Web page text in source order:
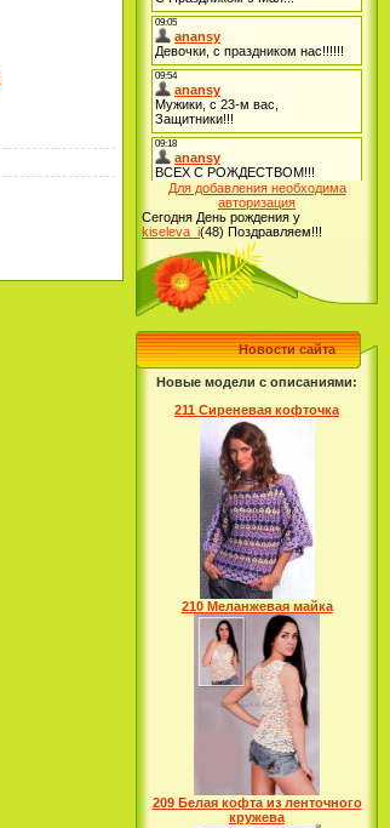
Для добавления необходима
авторизация
Сегодня День рождения у
kiseleva_i(48) Поздравляем!!!
Новости сайта
Новые модели с описаниями:
211 Сиреневая кофточка
210 Меланжевая майка
209 Белая кофта из ленточного
кружева